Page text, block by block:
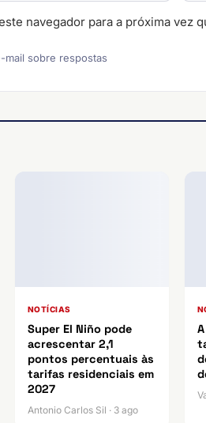
navegador para a próxima vez
sobre respostas
NOTÍCIAS
Super El Niño pode
acrescentar 2,1
pontos percentuais às
tarifas residenciais em
2027
Antonio Carlos Sil · 3 ago